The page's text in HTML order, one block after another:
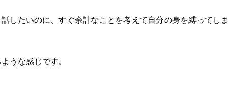
したいのに、すぐ余計なことを考えて自分の身を縛ってしま
うな感じです。